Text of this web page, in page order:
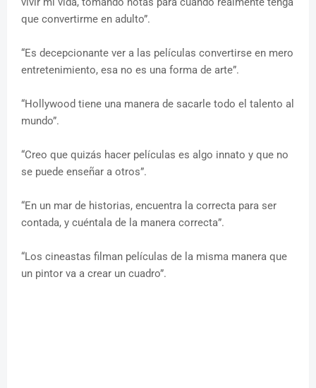
que convertirme en adulto”.
“Es decepcionante ver a las películas convertirse en mero
entretenimiento, esa no es una forma de arte”.
“Hollywood tiene una manera de sacarle todo el talento al
mundo”.
“Creo que quizás hacer películas es algo innato y que no
se puede enseñar a otros”.
“En un mar de historias, encuentra la correcta para ser
contada, y cuéntala de la manera correcta”.
“Los cineastas filman películas de la misma manera que
un pintor va a crear un cuadro”.